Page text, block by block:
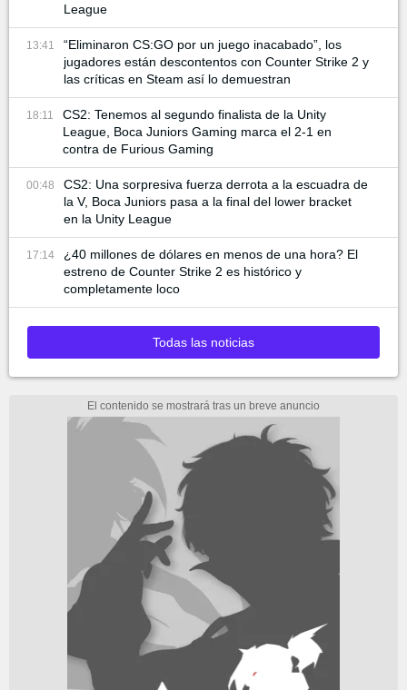
League
13:41
“Eliminaron CS:GO por un juego inacabado”, los
jugadores están descontentos con Counter Strike 2 y
las críticas en Steam así lo demuestran
18:11
CS2: Tenemos al segundo finalista de la Unity
League, Boca Juniors Gaming marca el 2-1 en
contra de Furious Gaming
00:48
CS2: Una sorpresiva fuerza derrota a la escuadra de
la V, Boca Juniors pasa a la final del lower bracket
en la Unity League
17:14
¿40 millones de dólares en menos de una hora? El
estreno de Counter Strike 2 es histórico y
completamente loco
Todas las noticias